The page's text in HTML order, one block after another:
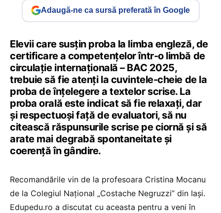
Adaugă-ne ca sursă preferată în Google
Elevii care susțin proba la limba engleză, de
certificare a competențelor într-o limbă de
circulație internațională – BAC 2025,
trebuie să fie atenți la cuvintele-cheie de la
proba de înțelegere a textelor scrise. La
proba orală este indicat să fie relaxați, dar
și respectuoși față de evaluatori, să nu
citească răspunsurile scrise pe ciornă și să
arate mai degrabă spontaneitate și
coerență în gândire.
Recomandările vin de la profesoara Cristina Mocanu
de la Colegiul Național „Costache Negruzzi” din Iași.
Edupedu.ro a discutat cu aceasta pentru a veni în